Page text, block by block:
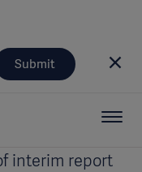
Submit
interim report